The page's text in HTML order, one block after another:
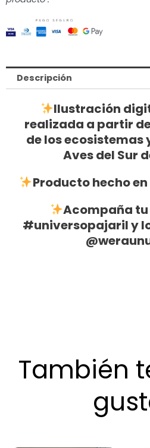
Descripción
Ilustración
realizada a partir
de los ecosistemas
Aves del Sur
Producto hecho
Acompaña
#universopajarily
También